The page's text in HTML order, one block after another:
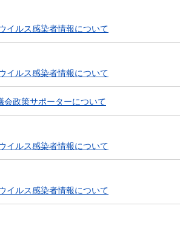
イルス感染者情報について
イルス感染者情報について
会政策サポーターについて
イルス感染者情報について
イルス感染者情報について